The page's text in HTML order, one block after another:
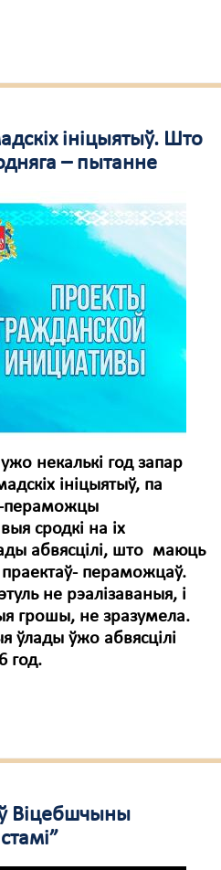
ініцыятыў. Што
– пытанне
некалькі год запар
ініцыятыў, па
пераможцы
сродкі на іх
абвясцілі, што маюць
пераможцаў.
не рэалізаваныя, і
грошы, не зразумела.
ўлады ўжо абвясцілі
год.
Віцебшчыны